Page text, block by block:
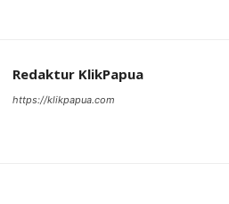
Redaktur KlikPapua
https://klikpapua.com